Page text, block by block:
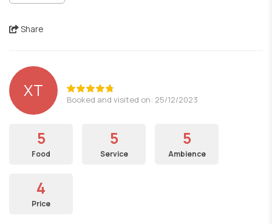
Share
ΧΤ Booked and visited on: 25/12/2023
5
Food
5
Service
5
Ambience
4
Price